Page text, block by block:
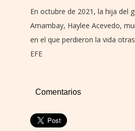
En octubre de 2021, la hija del
Amambay, Haylee Acevedo,
en el que perdieron la vida
EFE
Comentarios